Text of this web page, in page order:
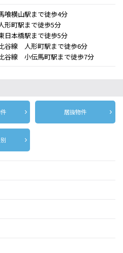
横山駅まで徒歩4分
町駅まで徒歩5分
本橋駅まで徒歩5分
谷線 人形町駅まで徒歩6分
谷線 小伝馬町駅まで徒歩7分
居抜物件